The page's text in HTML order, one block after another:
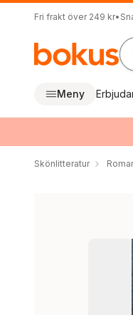
Fri frakt över 249 kr•
Meny
Skönlitteratur